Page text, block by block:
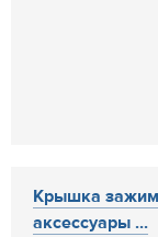
Крышка
аксессуары ...